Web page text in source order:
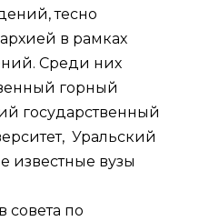
тесно
в рамках
Среди них
горный
государственный
Уральский
известные вузы
совета по